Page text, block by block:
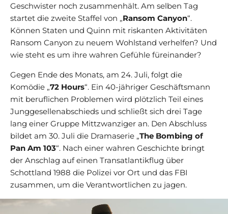
Geschwister noch zusammenhält. Am selben Tag
startet die zweite Staffel von „Ransom Canyon“.
Können Staten und Quinn mit riskanten Aktivitäten
Ransom Canyon zu neuem Wohlstand verhelfen? Und
wie steht es um ihre wahren Gefühle füreinander?
Gegen Ende des Monats, am 24. Juli, folgt die
Komödie „72 Hours“. Ein 40-jähriger Geschäftsmann
mit beruflichen Problemen wird plötzlich Teil eines
Junggesellenabschieds und schließt sich drei Tage
lang einer Gruppe Mittzwanziger an. Den Abschluss
bildet am 30. Juli die Dramaserie „The Bombing of
Pan Am 103“. Nach einer wahren Geschichte bringt
der Anschlag auf einen Transatlantikflug über
Schottland 1988 die Polizei vor Ort und das FBI
zusammen, um die Verantwortlichen zu jagen.